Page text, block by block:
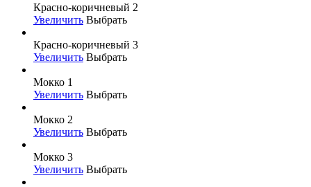
Красно-коричневый 2
Увеличить Выбрать
Красно-коричневый 3
Увеличить Выбрать
Мокко 1
Увеличить Выбрать
Мокко 2
Увеличить Выбрать
Мокко 3
Увеличить Выбрать